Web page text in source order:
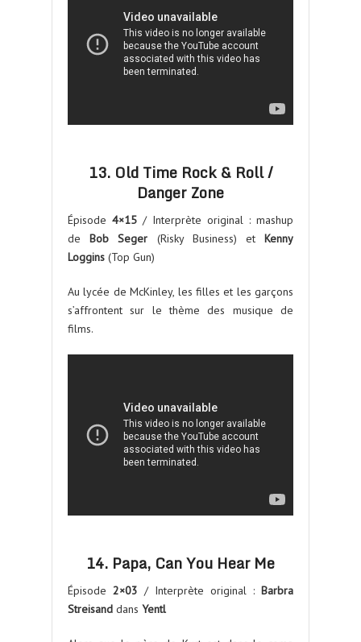
13. Old Time Rock & Roll /
Danger Zone
Épisode 4×15 / Interprète original : mashup
deBob Seger (Risky Business) etKenny
Loggins (Top Gun)
Au lycée de McKinley, les filles et les garçons
s’affrontent sur le thème des musique de
films.
14. Papa, Can You Hear Me
Épisode 2×03 / Interprète original : Barbra
Streisand dans Yentl